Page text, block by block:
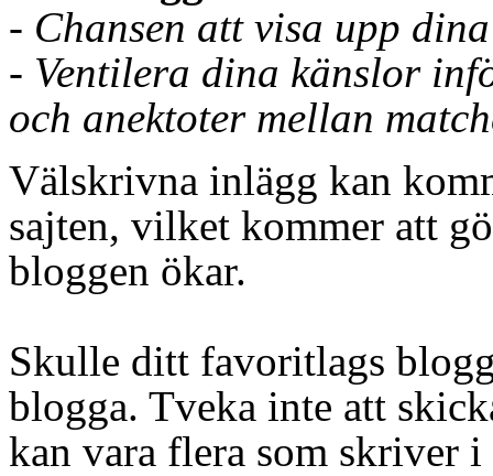
- Chansen att visa upp
- Ventilera dina känslor
och anektoter mellan
Välskrivna inlägg kan
sajten, vilket kommer att
bloggen ökar.
Skulle ditt favoritlags
blogga. Tveka inte att
kan vara flera som skriver